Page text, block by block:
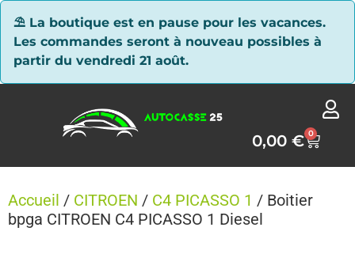
⛱ La boutique est en pause pour les vacances.
Les commandes seront à nouveau possibles à
partir du vendredi 21 août.
0,00€ 0
Accueil / CITROEN / C4 PICASSO 1 / Boitier
bpga CITROEN C4 PICASSO 1 Diesel
Panneau de gestion des cookies